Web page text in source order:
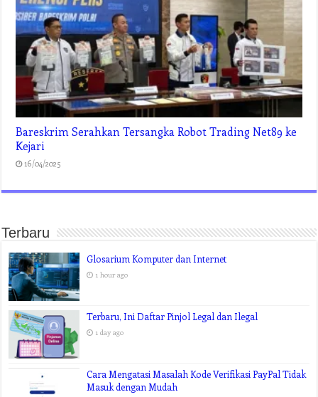
Bareskrim Serahkan Tersangka Robot Trading Net89 ke
Kejari
16/04/2025
Terbaru
Glosarium Komputer dan Internet
1 hour ago
Terbaru, Ini Daftar Pinjol Legal dan Ilegal
1 day ago
Cara Mengatasi Masalah Kode Verifikasi PayPal Tidak
Masuk dengan Mudah